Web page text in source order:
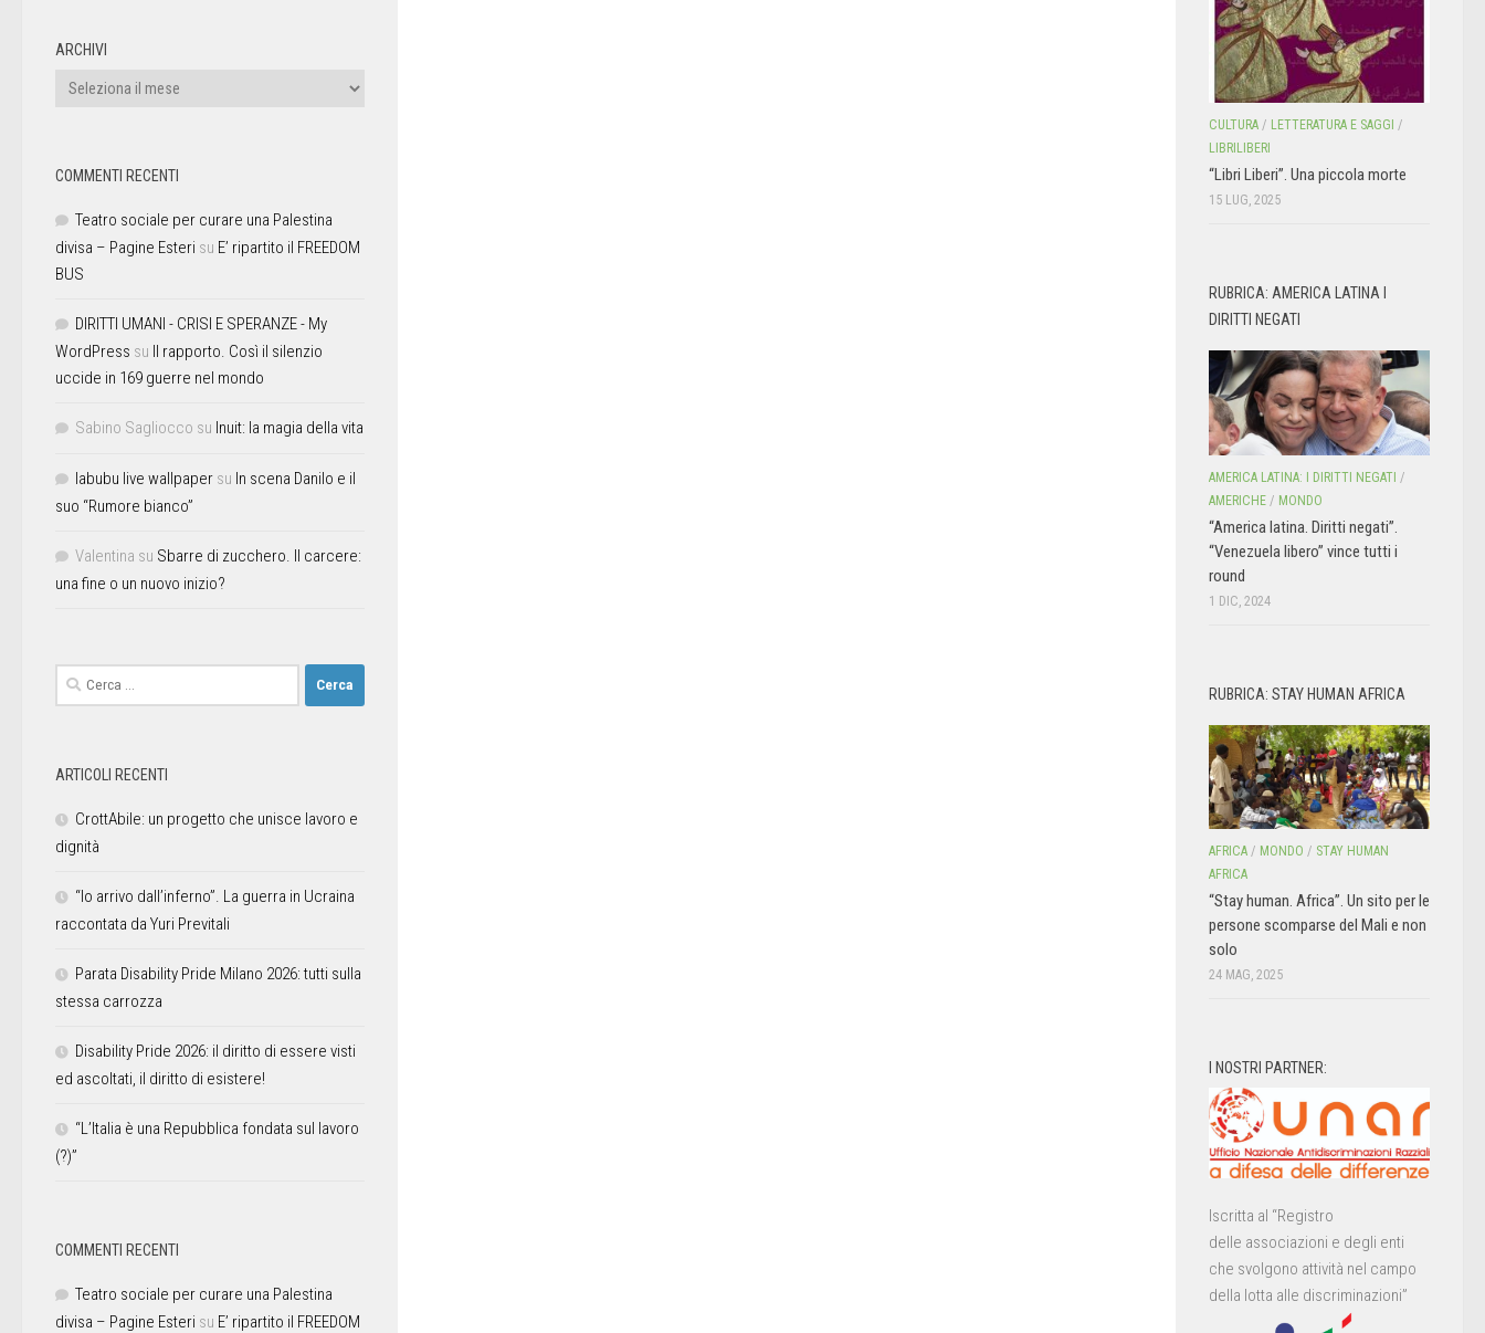
ARCHIVI
COMMENTI RECENTI
Teatro sociale per curare una Palestina
divisa – Pagine Esteri su E’ ripartito il FREEDOM
BUS
DIRITTI UMANI - CRISI E SPERANZE - My
WordPress su Il rapporto. Così il silenzio
uccide in 169 guerre nel mondo
Sabino Sagliocco su Inuit: la magia della vita
labubu live wallpaper su In scena Danilo e il
suo “Rumore bianco”
Valentina su Sbarre di zucchero. Il carcere:
una fine o un nuovo inizio?
ARTICOLI RECENTI
CrottAbile: un progetto che unisce lavoro e
dignità
“Io arrivo dall’inferno”. La guerra in Ucraina
raccontata da Yuri Previtali
Parata Disability Pride Milano 2026: tutti sulla
stessa carrozza
Disability Pride 2026: il diritto di essere visti
ed ascoltati, il diritto di esistere!
“L’Italia è una Repubblica fondata sul lavoro
(?)”
COMMENTI RECENTI
Teatro sociale per curare una Palestina
divisa – Pagine Esteri su E’ ripartito il FREEDOM
CULTURA / LETTERATURA E SAGGI /
LIBRILIBERI
“Libri Liberi”. Una piccola morte
15 LUG, 2025
RUBRICA: AMERICA LATINA I
DIRITTI NEGATI
AMERICA LATINA: I DIRITTI NEGATI /
AMERICHE / MONDO
“America latina. Diritti negati”.
“Venezuela libero” vince tutti i
round
1 DIC, 2024
RUBRICA: STAY HUMAN AFRICA
AFRICA / MONDO / STAY HUMAN
AFRICA
“Stay human. Africa”. Un sito per le
persone scomparse del Mali e non
solo
24 MAG, 2025
I NOSTRI PARTNER:
Iscritta al “Registro
delle associazioni e degli enti
che svolgono attività nel campo
della lotta alle discriminazioni”